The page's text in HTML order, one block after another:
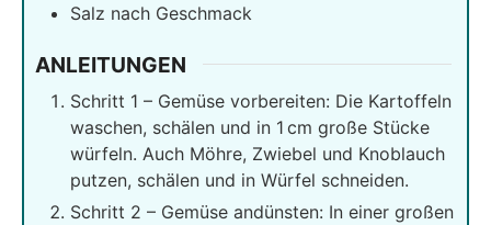
Salz nach Geschmack
ANLEITUNGEN
Schritt 1 – Gemüse vorbereiten: Die Kartoffeln
waschen, schälen und in 1 cm große Stücke
würfeln. Auch Möhre, Zwiebel und Knoblauch
putzen, schälen und in Würfel schneiden.
Schritt 2 – Gemüse andünsten: In einer großen